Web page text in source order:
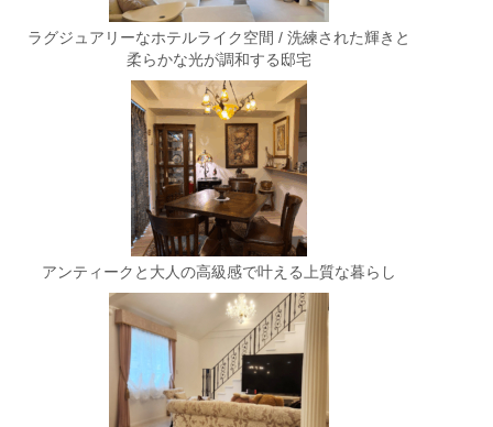
ラグジュアリーなホテルライク空間 / 洗練された輝きと
柔らかな光が調和する邸宅
アンティークと大人の高級感で叶える上質な暮らし